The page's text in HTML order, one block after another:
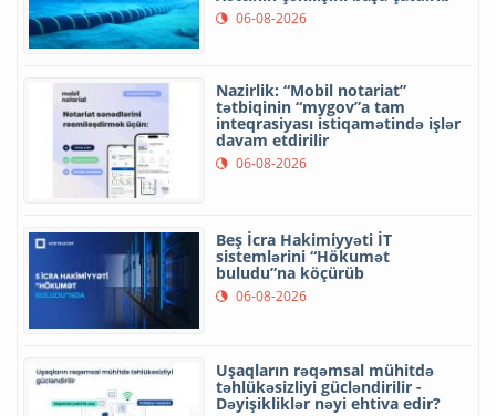
06-08-2026
Nazirlik: “Mobil notariat”
tətbiqinin “mygov”a tam
inteqrasiyası istiqamətində işlər
davam etdirilir
06-08-2026
Beş İcra Hakimiyyəti İT
sistemlərini “Hökumət
buludu”na köçürüb
06-08-2026
Uşaqların rəqəmsal mühitdə
təhlükəsizliyi gücləndirilir -
Dəyişikliklər nəyi ehtiva edir?